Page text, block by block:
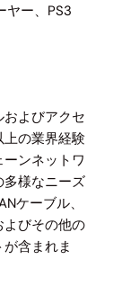
ヤー、PS3
よびアクセ
の業界経験
ンネットワ
様なニーズ
ケーブル、
びその他の
含まれま